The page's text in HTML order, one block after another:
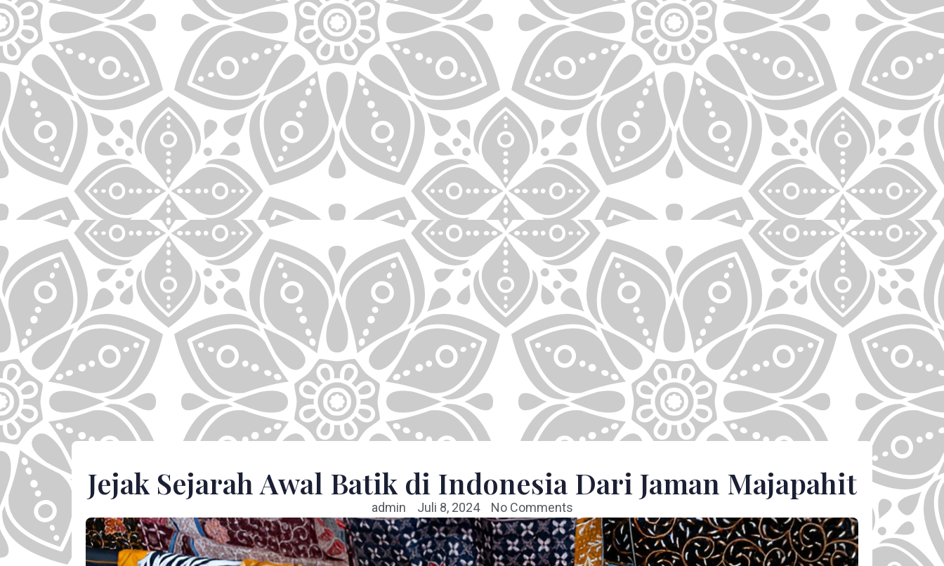
Jejak Sejarah Awal Batik di Indonesia Dari Jaman Majapahit
admin Juli 8, 2024 No Comments